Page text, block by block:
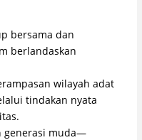
bersama dan
berlandaskan
wilayah adat
tindakan nyata
generasi muda—